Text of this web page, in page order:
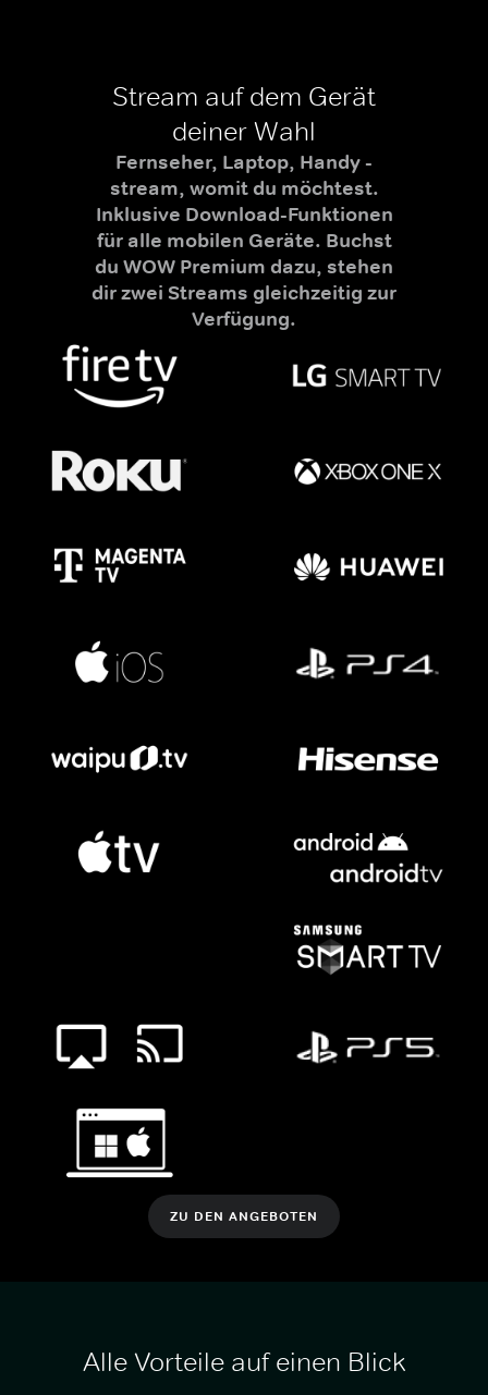
Stream auf dem Gerät
deiner Wahl
Fernseher, Laptop, Handy -
stream, womit du möchtest.
Inklusive Download-Funktionen
für alle mobilen Geräte. Buchst
du WOW Premium dazu, stehen
dir zwei Streams gleichzeitig zur
Verfügung.
ZU DEN ANGEBOTEN
Alle Vorteile auf einen Blick